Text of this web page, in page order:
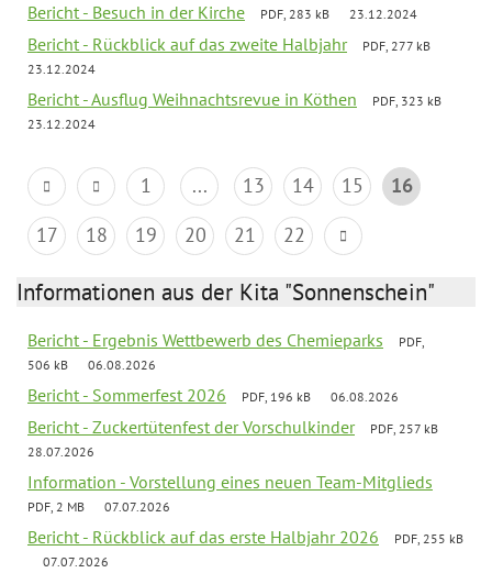
Bericht - Besuch in der Kirche PDF, 283 kB 23.12.2024
Bericht - Rückblick auf das zweite Halbjahr
PDF, 277 kB
23.12.2024
Bericht - Ausflug Weihnachtsrevue in Köthen
PDF, 323 kB
23.12.2024
1 ... 13 14 15
16
17
18 19 20 21 22
Informationen aus der Kita "Sonnenschein"
Bericht - Ergebnis Wettbewerb des Chemieparks
PDF,
506 kB
06.08.2026
Bericht - Sommerfest 2026 PDF, 196 kB 06.08.2026
Bericht - Zuckertütenfest der Vorschulkinder
PDF, 257 kB
28.07.2026
Information - Vorstellung eines neuen Team-Mitglieds
PDF, 2 MB 07.07.2026
Bericht - Rückblick auf das erste Halbjahr 2026
PDF, 255 kB
07.07.2026